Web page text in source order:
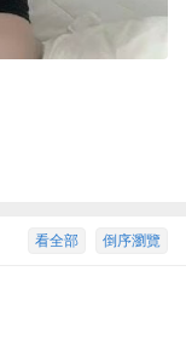
倒序瀏覽
看全部